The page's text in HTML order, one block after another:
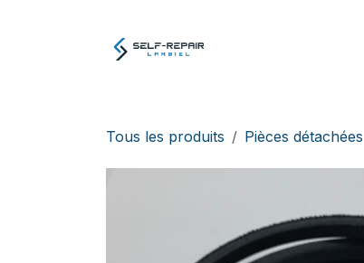
Tous les produits Pièces détachées